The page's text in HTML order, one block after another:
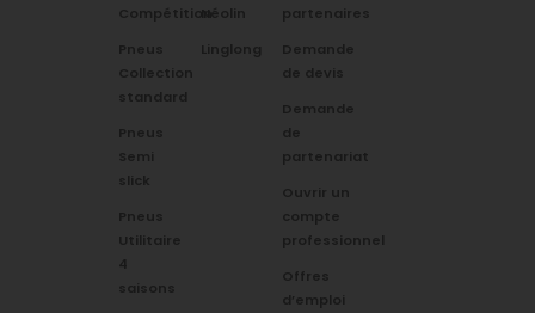
Compétition
Pneus
Collection
standard
Pneus
Semi
slick
Pneus
Utilitaire
4
saisons
Néolin
Linglong
partenaires
Demande
de devis
Demande
de
partenariat
Ouvrir un
compte
professionnel
Offres
d’emploi